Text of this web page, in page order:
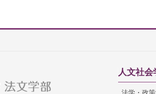
人文社会
法学・政